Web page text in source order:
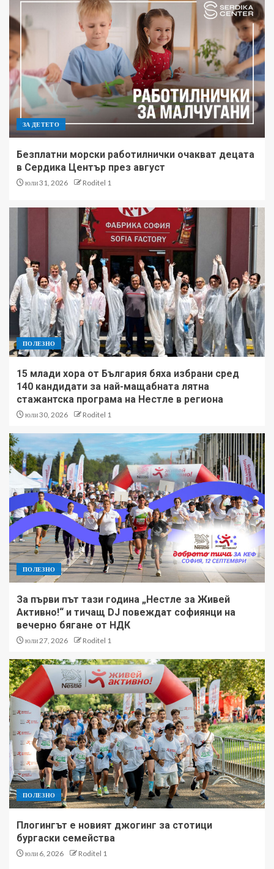
ЗА ДЕТЕТО
Безплатни морски работилнички очакват децата
в Сердика Център през август
юли 31, 2026 Roditel 1
ПОЛЕЗНО
15 млади хора от България бяха избрани сред
140 кандидати за най-мащабната лятна
стажантска програма на Нестле в региона
юли 30, 2026 Roditel 1
ПОЛЕЗНО
За първи път тази година „Нестле за Живей
Активно!“ и тичащ DJ повеждат софиянци на
вечерно бягане от НДК
юли 27, 2026 Roditel 1
ПОЛЕЗНО
Плогингът е новият джогинг за стотици
бургаски семейства
юли 6, 2026 Roditel 1